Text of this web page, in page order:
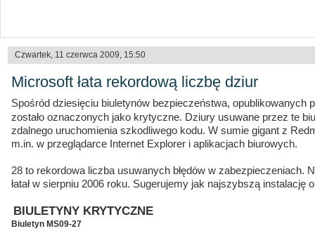
Czwartek, 11 czerwca 2009, 15:50
Microsoft łata rekordową liczbę dziur
Spośród dziesięciu biuletynów bezpieczeństwa, opublikowanych
zostało oznaczonych jako krytyczne. Dziury usuwane przez te
zdalnego uruchomienia szkodliwego kodu. W sumie gigant z
m.in. w przeglądarce Internet Explorer i aplikacjach biurowych.
28 to rekordowa liczba usuwanych błędów w zabezpieczeniach.
łatał w sierpniu 2006 roku. Sugerujemy jak najszybszą instalację
BIULETYNY KRYTYCZNE
Biuletyn MS09-27